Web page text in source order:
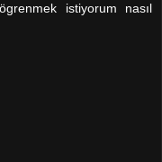
istiyorum nasıl